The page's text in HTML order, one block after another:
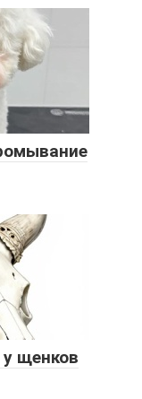
щенков